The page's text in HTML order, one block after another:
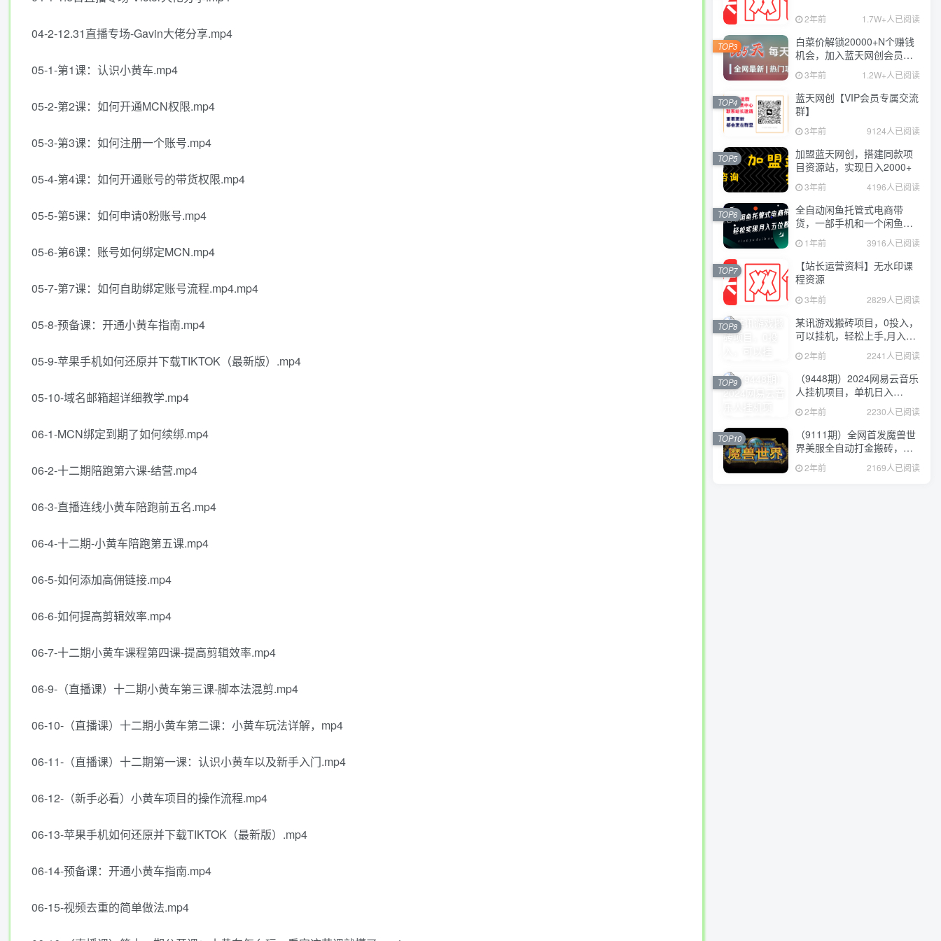
04-2-12.31直播专场-Gavin大佬分享.mp4
05-1-第1课：认识小黄车.mp4
05-2-第2课：如何开通MCN权限.mp4
05-3-第3课：如何注册一个账号.mp4
05-4-第4课：如何开通账号的带货权限.mp4
05-5-第5课：如何申请0粉账号.mp4
05-6-第6课：账号如何绑定MCN.mp4
05-7-第7课：如何自助绑定账号流程.mp4.mp4
05-8-预备课：开通小黄车指南.mp4
05-9-苹果手机如何还原并下载TIKTOK（最新版）.mp4
05-10-域名邮箱超详细教学.mp4
06-1-MCN绑定到期了如何续绑.mp4
06-2-十二期陪跑第六课-结营.mp4
06-3-直播连线小黄车陪跑前五名.mp4
06-4-十二期-小黄车陪跑第五课.mp4
06-5-如何添加高佣链接.mp4
06-6-如何提高剪辑效率.mp4
06-7-十二期小黄车课程第四课-提高剪辑效率.mp4
06-9-（直播课）十二期小黄车第三课-脚本法混剪.mp4
06-10-（直播课）十二期小黄车第二课：小黄车玩法详解，mp4
06-11-（直播课）十二期第一课：认识小黄车以及新手入门.mp4
06-12-（新手必看）小黄车项目的操作流程.mp4
06-13-苹果手机如何还原并下载TIKTOK（最新版）.mp4
06-14-预备课：开通小黄车指南.mp4
06-15-视频去重的简单做法.mp4
2年前 1.7W+人已阅读
白菜价解锁20000+N个赚钱
机会，加入蓝天网创会员，
全站资源免费学习。
3年前 1.2W+人已阅读
TOP3
蓝天网创【VIP会员专属交流
群】
3年前 9124人已阅读
TOP4
加盟蓝天网创，搭建同款项
目资源站，实现日入2000+
3年前 4196人已阅读
TOP5
全自动闲鱼托管式电商带
货，一部手机和一个闲鱼号
就可以开干，轻松实现月入
五位数
1年前 3916人已阅读
TOP6
【站长运营资料】无水印课
程资源
3年前 2829人已阅读
TOP7
某讯游戏搬砖项目，0投入，
可以挂机，轻松上手,月入
3000+上不封顶
2年前 2241人已阅读
TOP8
（9448期）2024网易云音乐
人挂机项目，单机日入
150+，无脑月入5000+
2年前 2230人已阅读
TOP9
（9111期）全网首发魔兽世
界美服全自动打金搬砖，日
入1000+，简单好操作，保
姆级教学
2年前 2169人已阅读
TOP10